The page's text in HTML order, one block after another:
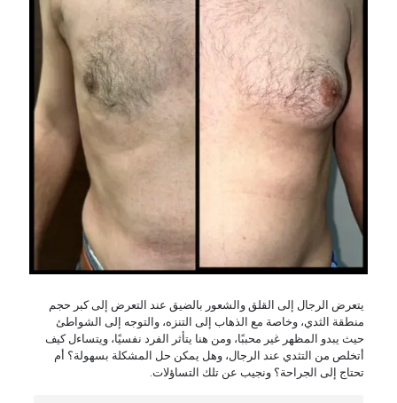
يتعرض الرجال إلى القلق والشعور بالضيق عند التعرض إلى كبر حجم
منطقة الثدي، وخاصة مع الذهاب إلى التنزه، والتوجه إلى الشواطئ
حيث يبدو المظهر غير محببًا، ومن هنا يتأثر الفرد نفسيًا، ويتساءل كيف
أتخلص من التثدي عند الرجال، وهل يمكن حل المشكلة بسهولة؟ أم
تحتاج إلى الجراحة؟ ونجيب عن تلك التساؤلات.